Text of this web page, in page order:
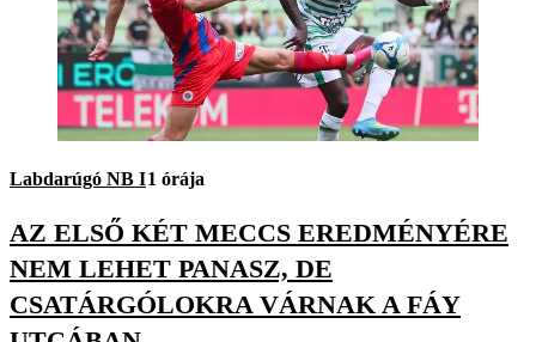
Labdarúgó NB I1 órája
AZ ELSŐ KÉT MECCS EREDMÉNYÉRE
NEM LEHET PANASZ, DE
CSATÁRGÓLOKRA VÁRNAK A FÁY